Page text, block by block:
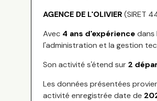
AGENCE DE L'OLIVIER(SIRET
Avec 4 ans d'expérience dans
l'administration et la gestion
Son activité s'étend sur 2
Les données présentées
activité enregistrée date de